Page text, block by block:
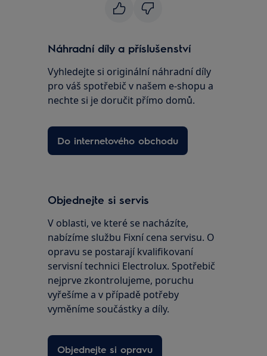
Náhradní díly a příslušenství
Vyhledejte si originální náhradní díly
pro váš spotřebič v našem e-shopu a
nechte si je doručit přímo domů.
Do internetového obchodu
Objednejte si servis
V oblasti, ve které se nacházíte,
nabízíme službu Fixní cena servisu. O
opravu se postarají kvalifikovaní
servisní technici Electrolux. Spotřebič
nejprve zkontrolujeme, poruchu
vyřešíme a v případě potřeby
vyměníme součástky a díly.
Objednejte si opravu